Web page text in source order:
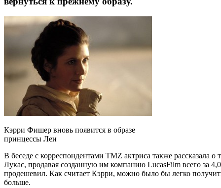
Кэрри Фишер вновь появится в образе
принцессы Леи
В беседе с корреспондентами TMZ актриса также рассказала
Лукас, продавая созданную им компанию LucasFilm всего за
продешевил. Как считает Кэрри, можно было бы легко
больше.